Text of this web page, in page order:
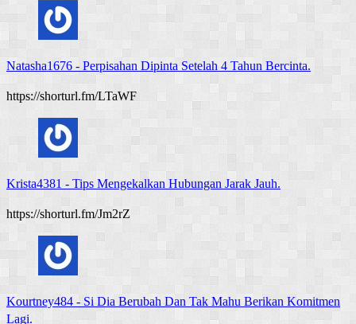
Natasha1676 - Perpisahan Dipinta Setelah 4 Tahun Bercinta.
https://shorturl.fm/LTaWF
Krista4381 - Tips Mengekalkan Hubungan Jarak Jauh.
https://shorturl.fm/Jm2rZ
Kourtney484 - Si Dia Berubah Dan Tak Mahu Berikan Komitmen
Lagi.